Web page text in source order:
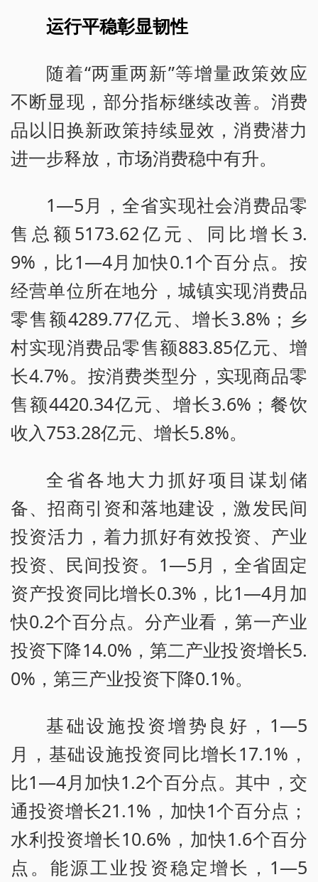
运行平稳彰显韧性
随着“两重两新”等增量政策效应
不断显现，部分指标继续改善。消费
品以旧换新政策持续显效，消费潜力
进一步释放，市场消费稳中有升。
1—5月，全省实现社会消费品零
售总额5173.62亿元、同比增长3.
9%，比1—4月加快0.1个百分点。按
经营单位所在地分，城镇实现消费品
零售额4289.77亿元、增长3.8%；乡
村实现消费品零售额883.85亿元、增
长4.7%。按消费类型分，实现商品零
售额4420.34亿元、增长3.6%；餐饮
收入753.28亿元、增长5.8%。
全省各地大力抓好项目谋划储
备、招商引资和落地建设，激发民间
投资活力，着力抓好有效投资、产业
投资、民间投资。1—5月，全省固定
资产投资同比增长0.3%，比1—4月加
快0.2个百分点。分产业看，第一产业
投资下降14.0%，第二产业投资增长5.
0%，第三产业投资下降0.1%。
基础设施投资增势良好，1—5
月，基础设施投资同比增长17.1%，
比1—4月加快1.2个百分点。其中，交
通投资增长21.1%，加快1个百分点；
水利投资增长10.6%，加快1.6个百分
点。能源工业投资稳定增长，1—5